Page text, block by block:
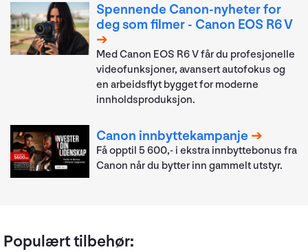
Spennende Canon-nyheter for
deg som filmer - Canon EOS R6 V
Med Canon EOS R6 V får du profesjonelle
videofunksjoner, avansert autofokus og
en arbeidsflyt bygget for moderne
innholdsproduksjon.
Canon innbyttekampanje
Få opptil 5 600,- i ekstra innbyttebonus fra
Canon når du bytter inn gammelt utstyr.
Populært tilbehør: